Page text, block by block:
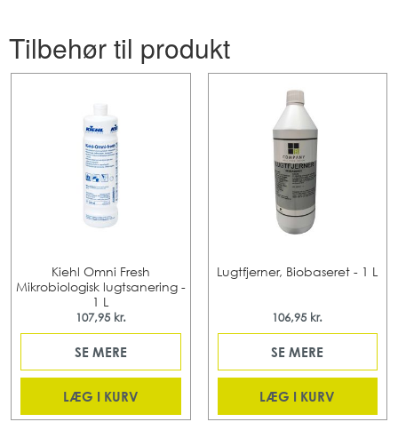
Tilbehør til produkt
Kiehl Omni Fresh
Mikrobiologisk lugtsanering -
1 L
107,95 kr.
SE MERE
LÆG I KURV
Lugtfjerner, Biobaseret - 1 L
106,95 kr.
SE MERE
LÆG I KURV